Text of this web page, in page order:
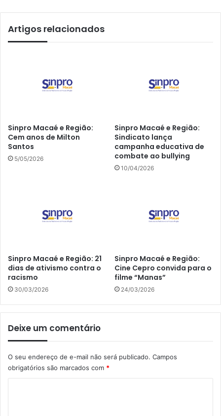
Artigos relacionados
Sinpro Macaé e Região:
Cem anos de Milton
Santos
5/05/2026
Sinpro Macaé e Região:
Sindicato lança
campanha educativa de
combate ao bullying
10/04/2026
Sinpro Macaé e Região: 21
dias de ativismo contra o
racismo
30/03/2026
Sinpro Macaé e Região:
Cine Cepro convida para o
filme “Manas”
24/03/2026
Deixe um comentário
O seu endereço de e-mail não será publicado. Campos
obrigatórios são marcados com *